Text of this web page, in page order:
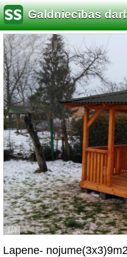
Galdniecības
1/4
Lapene-